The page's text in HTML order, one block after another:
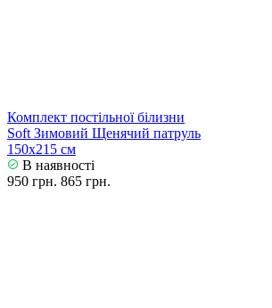
Комплект постільної білизни
Soft Зимовий Щенячий патруль
150х215 см
В наявності
950 грн. 865 грн.